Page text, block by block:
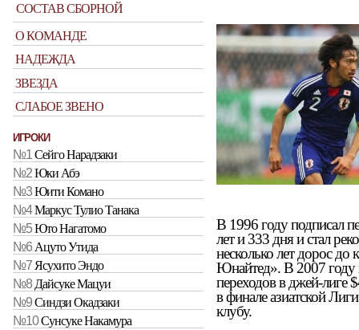
СОСТАВ СБОРНОЙ
О КОМАНДЕ
НАДЕЖДА
ЗВЕЗДА
СЛАБОЕ ЗВЕНО
ИГРОКИ
№1Сейго Нарадзаки
№2Юки Абэ
№3Юити Комано
№4Маркус Тулио Танака
№5Юто Нагатомо
№6 Ацуто Утида
№7 Ясухито Эндо
№8 Дайсуке Мацуи
№9Синдзи Окадзаки
№10Сунсуке Накамура
В 1996 году подписал
лет и 333 дня и стал
несколько лет дорос
Юнайтед». В 2007 году
переходов в джей-лиге
в финале азиатской
клубу.